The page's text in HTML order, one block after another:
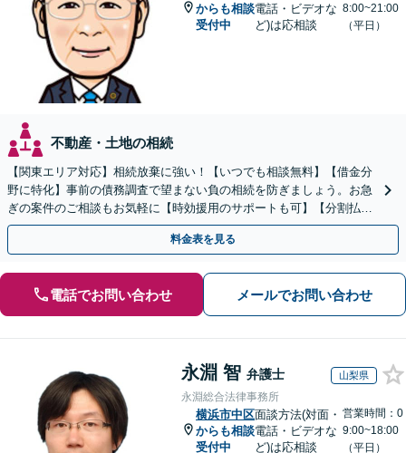
からも相談
受付中
電話・ビデオな
ど)は応相談
8:00~21:00
（平日）
不動産・土地の相続
【関東エリア対応】相続放棄に強い！【いつでも相談無料】【借金分
野に特化】事前の債務調査で望まない負の相続を防ぎましょう。お急
ぎの案件のご相談もお気軽に【時効援用のサポートも可】【分割払い
利用可】【休日電話相談可能】
料金表を見る
電話でお問い合わせ メールでお問い合わせ
永淵 智 弁護士 山梨県
永淵総合法律事務所
横浜市中区
からも相談
受付中
面談方法(対面・
電話・ビデオな
ど)は応相談
営業時間：0
9:00~18:00
（平日）